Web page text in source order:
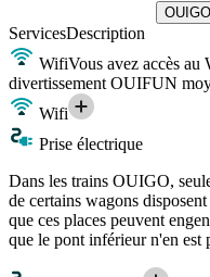
OUIGO
ServicesDescription
WifiVous avez accès
divertissement OUIFUN
Wifi
Prise électrique
Dans les trains OUIGO,
de certains wagons
que ces places peuvent
que le pont inférieur n'en est